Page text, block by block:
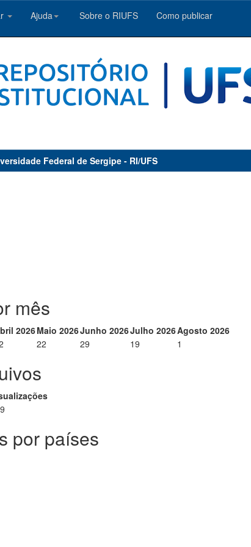
Ajuda Sobre o RIUFS Como publicar
Federal de Sergipe - RI/UFS
mês
2026Maio 2026Junho 2026Julho 2026Agosto 2026
22 29 19 1
por países